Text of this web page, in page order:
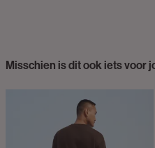
Misschien is dit ook iets voor